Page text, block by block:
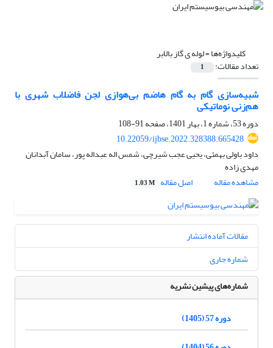
کلیدواژه‌ها =لوله ی گاز بالابر
تعداد مقالات: 1
شبیه‌سازی گام به گام هاضم بی‌هوازی لجن فاضلاب شهری با
هم‌زنی نوماتیکی
دوره 53، شماره 1، بهار 1401، صفحه
91-108
10.22059/ijbse.2022.328388.665428
داود باولی بهمئی، یحیی عجب شیرچی، شمس اله عبداله پور، سامان آبدانان
مهدی زاده
مشاهده مقاله
اصل مقاله 1.03 M
مقالات آماده انتشار
شماره جاری
شماره‌های پیشین نشریه
دوره 57 (1405)